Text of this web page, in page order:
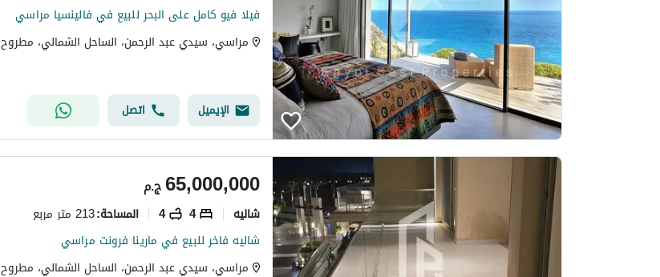
فيلا فيو كامل على البحر للبيع في فالينسيا مراسي
مراسي، سيدي عبد الرحمن، الساحل الشمالي، مطروح
الإيميل اتصل
ج.م65,000,000
شاليه 4
4 المساحة:213 متر مربع
شاليه فاخر للبيع في مارينا فرونت مراسي
مراسي، سيدي عبد الرحمن، الساحل الشمالي، مطروح